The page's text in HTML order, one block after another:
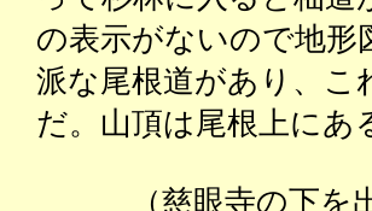
の表示がないので地形
派な尾根道があり、こ
だ。山頂は尾根上にあ
（慈眼寺の下を